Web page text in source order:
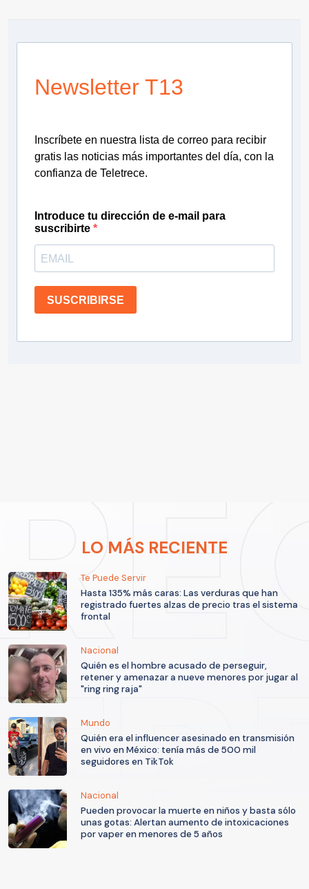
Newsletter T13
Inscríbete en nuestra lista de correo para recibir
gratis las noticias más importantes del día, con la
confianza de Teletrece.
Introduce tu dirección de e-mail para
suscribirte
SUSCRIBIRSE
LO MÁS RECIENTE
Te Puede Servir
Hasta 135% más caras: Las verduras que han
registrado fuertes alzas de precio tras el sistema
frontal
Nacional
Quién es el hombre acusado de perseguir,
retener y amenazar a nueve menores por jugar al
"ring ring raja"
Mundo
Quién era el influencer asesinado en transmisión
en vivo en México: tenía más de 500 mil
seguidores en TikTok
Nacional
Pueden provocar la muerte en niños y basta sólo
unas gotas: Alertan aumento de intoxicaciones
por vaper en menores de 5 años